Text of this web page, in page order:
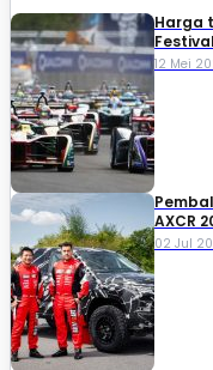
Harga
Festival
12 Mei
AXCR
02 Jul